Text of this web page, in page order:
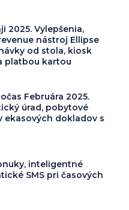
2025. Vylepšenia,
nástroj Ellipse
od stola, kiosk
platbou kartou
Februára 2025.
úrad, pobytové
ekasových dokladov s
inteligentné
SMS pri časových